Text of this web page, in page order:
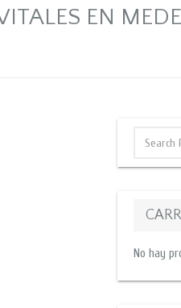
EN
No hay